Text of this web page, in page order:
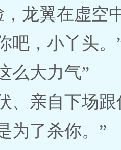
龙翼在虚空
吧，小丫头。
么大力气”
、亲自下场跟
为了杀你。”